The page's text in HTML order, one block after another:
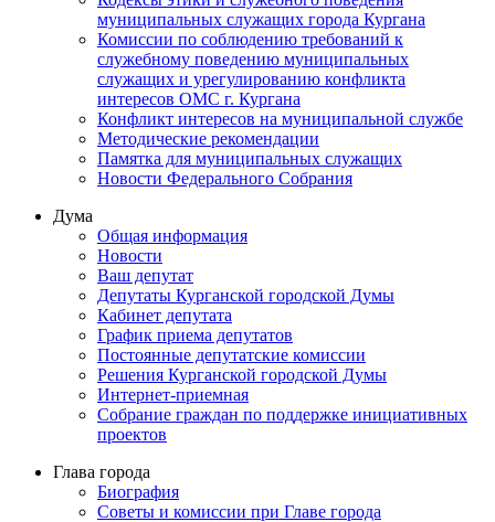
муниципальных служащих города Кургана
Комиссии по соблюдению требований к
служебному поведению муниципальных
служащих и урегулированию конфликта
интересов ОМС г. Кургана
Конфликт интересов на муниципальной службе
Методические рекомендации
Памятка для муниципальных служащих
Новости Федерального Cобрания
Дума
Общая информация
Новости
Ваш депутат
Депутаты Курганской городской Думы
Кабинет депутата
График приема депутатов
Постоянные депутатские комиссии
Решения Курганской городской Думы
Интернет-приемная
Собрание граждан по поддержке инициативных
проектов
Глава города
Биография
Советы и комиссии при Главе города